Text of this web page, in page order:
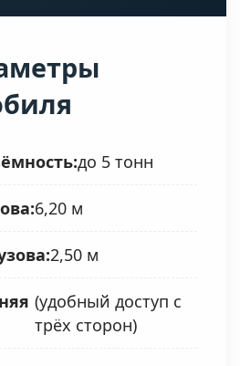
до 5 тонн
6,20 м
2,50 м
(удобный доступ с
трёх сторон)